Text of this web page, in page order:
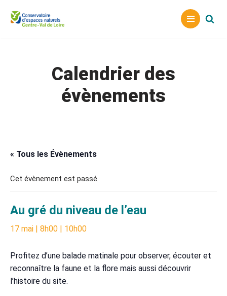
Aller
Calendrier des
évènements
« Tous les Évènements
Cet évènement est passé.
Au gré du niveau de l’eau
17 mai | 8h00 | 10h00
Profitez d’une balade matinale pour observer, écouter et
reconnaître la faune et la flore mais aussi découvrir
l’histoire du site.